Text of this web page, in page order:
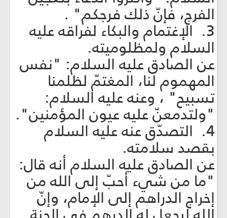
الفرج، فإنّ ذلك فرجكم" .
3. الإغتمام والبكاء لفراقه عليه
السلام ولمظلوميته.
عن الصادق عليه السلام: "نفس
المهموم لنا، المغتمّ لظلمنا
تسبيح" ، وعنه عليه السلام:
"ولتدمعنّ عليه عيون المؤمنين".
4. التصدّق عنه عليه السلام
بقصد سلامته.
عن الصادق عليه السلام أنه قال:
"ما من شيء أحبّ إلى الله من
إخراج الدراهم إلى الإمام، وإنّ